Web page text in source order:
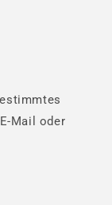
Mail oder